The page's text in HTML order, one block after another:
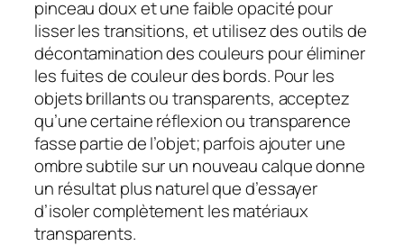
pinceau doux et une faible opacité pour
lisser les transitions, et utilisez des outils de
décontamination des couleurs pour éliminer
les fuites de couleur des bords. Pour les
objets brillants ou transparents, acceptez
qu’une certaine réflexion ou transparence
fasse partie de l’objet; parfois ajouter une
ombre subtile sur un nouveau calque donne
un résultat plus naturel que d’essayer
d’isoler complètement les matériaux
transparents.